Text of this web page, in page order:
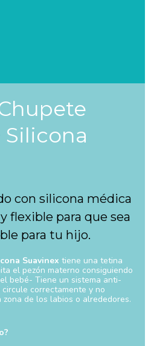
con silicona médica
flexible para que sea
para tu hijo.
Suavinex tiene una tetina
el pezón materno consiguiendo
bebé- Tiene un sistema anti-
correctamente y no
de los labios o alrededores.